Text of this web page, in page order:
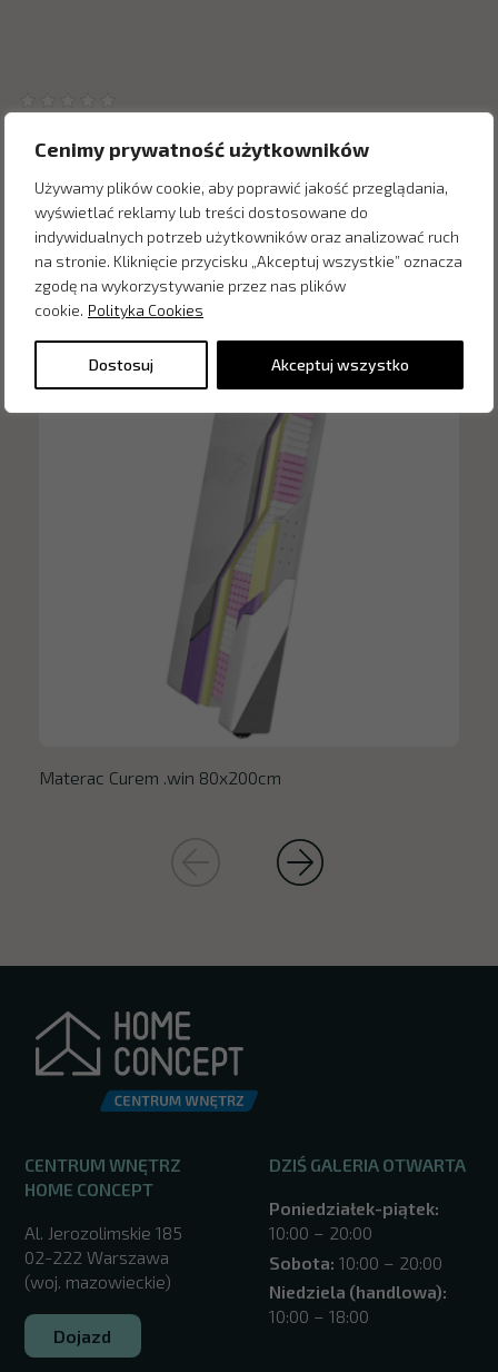
Cenimy prywatność użytkowników
Używamy plików cookie, aby poprawić jakość przeglądania,
wyświetlać reklamy lub treści dostosowane do
indywidualnych potrzeb użytkowników oraz analizować ruch
na stronie. Kliknięcie przycisku „Akceptuj wszystkie” oznacza
zgodę na wykorzystywanie przez nas plików
cookie. Polityka Cookies
Dostosuj Akceptuj wszystko
Inne produkty z kategorii
Materac Curem .win 80x200cm
CENTRUM WNĘTRZ
HOME CONCEPT
Al. Jerozolimskie 185
02-222 Warszawa
(woj. mazowieckie)
Dojazd
DZIŚ GALERIA OTWARTA
Poniedziałek-piątek:
10:00 – 20:00
Sobota: 10:00 – 20:00
Niedziela (handlowa):
10:00 – 18:00